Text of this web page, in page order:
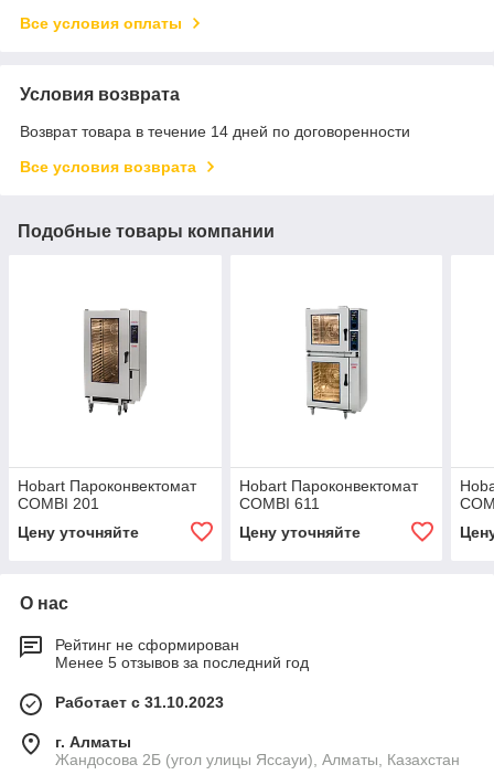
Все условия оплаты
Условия возврата
Возврат товара в течение 14 дней по договоренности
Все условия возврата
Подобные товары компании
Hobart Пароконвектомат
COMBI 201
Цену уточняйте
Hobart Пароконвектомат
COMBI 611
Цену уточняйте
О нас
Рейтинг не сформирован
Менее 5 отзывов за последний год
Работает с 31.10.2023
г. Алматы
Жандосова 2Б (угол улицы Яссауи), Алматы, Казахстан